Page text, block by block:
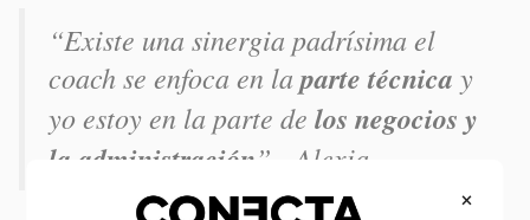
“Existe una sinergia padrísima el
coach se enfoca en laparte técnica y
yo estoy en la parte de los negocios y
la administración”.- Alexia.
×